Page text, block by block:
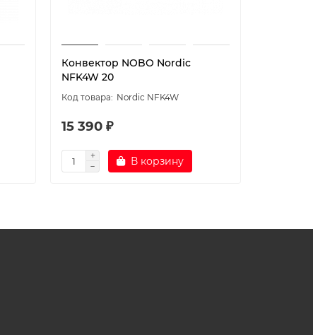
Конвектор NOBO Nordic
NFK4W 20
Nordic NFK4W
15 390 ₽
В корзину